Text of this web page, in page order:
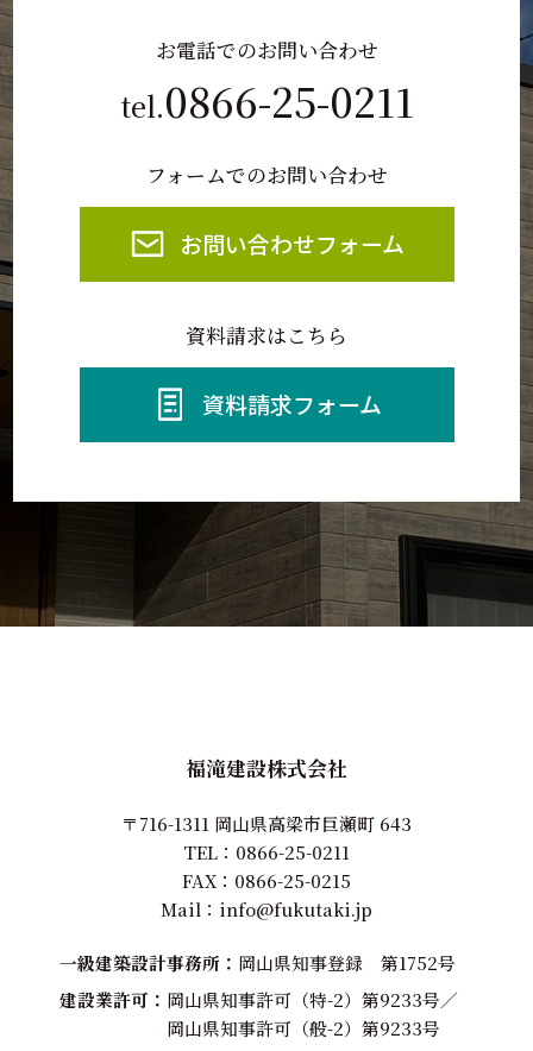
お電話でのお問い合わせ
tel.0866-25-0211
フォームでのお問い合わせ
お問い合わせフォーム
資料請求はこちら
資料請求フォーム
福滝建設株式会社
〒716-1311 岡山県高梁市巨瀬町 643
TEL： 0866-25-0211
FAX：0866-25-0215
Mail： info@fukutaki.jp
一級建築設計事務所
岡山県知事登録 第1752号
建設業許可
岡山県知事許可（特-2）第9233号／
岡山県知事許可（般-2）第9233号